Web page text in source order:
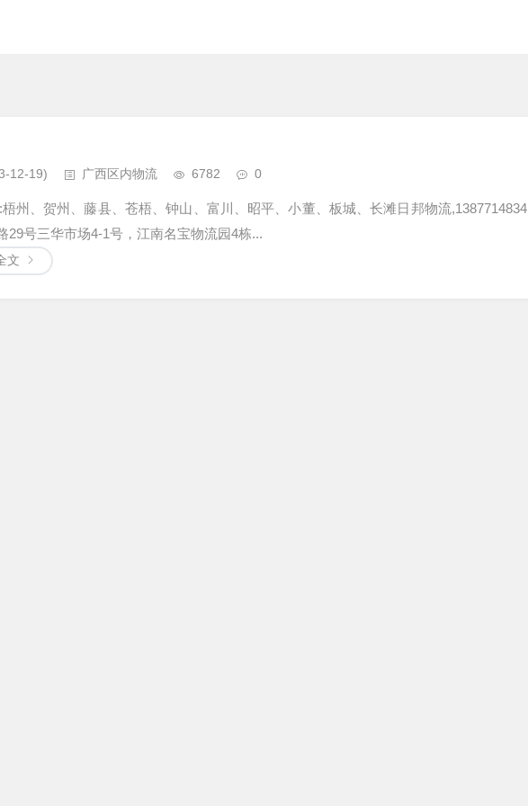
12-19) 广西区内物流 6782 0
梧州、贺州、藤县、苍梧、钟山、富川、昭平、小董、板城、长滩日邦物流,1387714834
29号三华市场4-1号，江南名宝物流园4栋...
文